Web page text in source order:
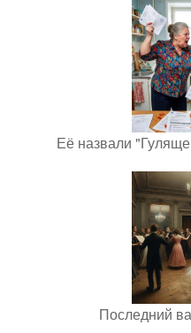
Её назвали
Последний